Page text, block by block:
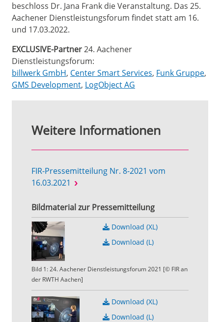
beschloss Dr. Jana Frank die Veranstaltung. Das 25.
Aachener Dienstleistungsforum findet statt am 16.
und 17.03.2022.
EXCLUSIVE-Partner24. Aachener
Dienstleistungsforum:
billwerk GmbH, Center Smart Services, Funk Gruppe,
GMS Development, LogObject AG
Weitere Informationen
FIR-Pressemitteilung Nr. 8-2021 vom
16.03.2021
Bildmaterial zur Pressemitteilung
Download (XL)
Download (L)
Bild 1: 24. Aachener Dienstleistungsforum 2021 [© FIR an
der RWTH Aachen]
Download (XL)
Download (L)